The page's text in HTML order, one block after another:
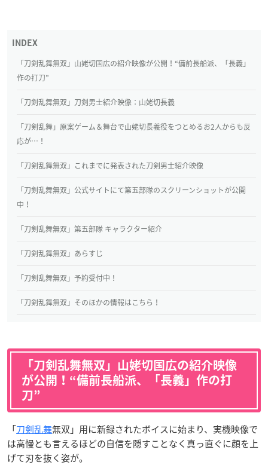
「刀剣乱舞無双」山姥切国広の紹介映像が公開！“備前長船派、「長義」
作の打刀”
「刀剣乱舞無双」刀剣男士紹介映像：山姥切長義
「刀剣乱舞」原案ゲーム＆舞台で山姥切長義役をつとめるお2人からも反
応が…！
「刀剣乱舞無双」これまでに発表された刀剣男士紹介映像
「刀剣乱舞無双」公式サイトにて第五部隊のスクリーンショットが公開
中！
「刀剣乱舞無双」第五部隊 キャラクター紹介
「刀剣乱舞無双」あらすじ
「刀剣乱舞無双」予約受付中！
「刀剣乱舞無双」そのほかの情報はこちら！
「刀剣乱舞無双」山姥切国広の紹介映像
が公開！“備前長船派、「長義」作の打
刀”
「刀剣乱舞無双」用に新録されたボイスに始まり、実機映像で
は高慢とも言えるほどの自信を隠すことなく真っ直ぐに顔を上
げて刃を抜く姿が。